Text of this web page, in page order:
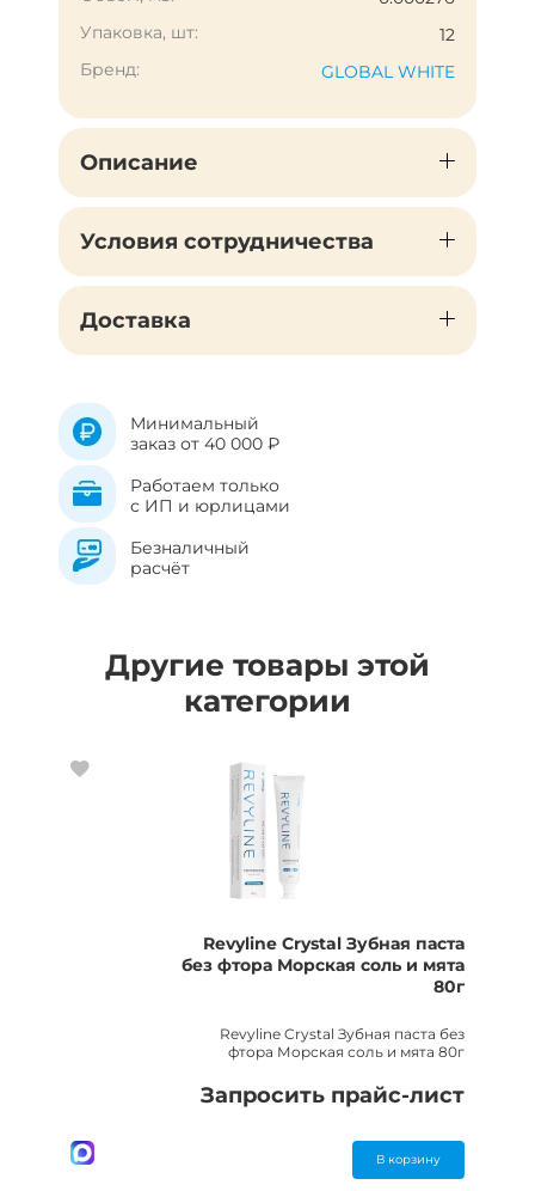
Упаковка, шт:
12
Бренд:
GLOBAL WHITE
Описание
Условия сотрудничества
Доставка
Минимальный
заказ от 40 000 ₽
Работаем только
с ИП и юрлицами
Безналичный
расчёт
Другие товары этой
категории
Revyline Crystal Зубная паста
без фтора Морская соль и мята
80г
Revyline Crystal Зубная паста без
фтора Морская соль и мята 80г
Запросить прайс-лист
В корзину